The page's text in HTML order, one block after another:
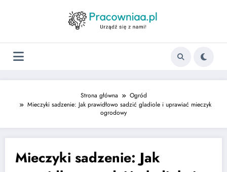
Strona główna
Ogród
Mieczyki sadzenie: Jak prawidłowo sadzić gladiole i uprawiać mieczyk
ogrodowy
Mieczyki sadzenie: Jak